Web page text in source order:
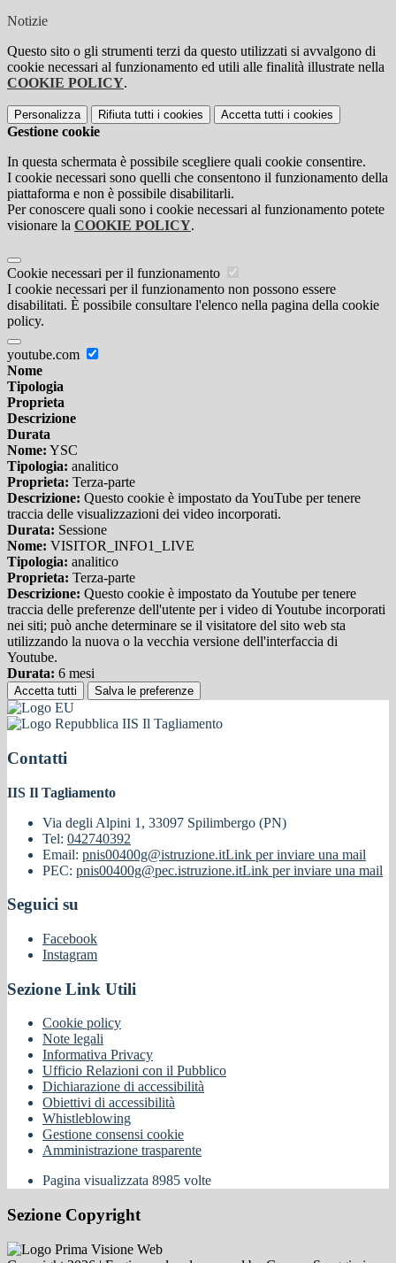
Notizie
Questo sito o gli strumenti terzi da questo utilizzati si avvalgono di
cookie necessari al funzionamento ed utili alle finalità illustrate nella
COOKIE POLICY.
Personalizza Rifiuta tutti i cookies Accetta tutti i cookies
Gestione cookie
In questa schermata è possibile scegliere quali cookie consentire.
I cookie necessari sono quelli che consentono il funzionamento della
piattaforma e non è possibile disabilitarli.
Per conoscere quali sono i cookie necessari al funzionamento potete
visionare la COOKIE POLICY.
Cookie necessari per il funzionamento
I cookie necessari per il funzionamento non possono essere
disabilitati. È possibile consultare l'elenco nella pagina della cookie
policy.
youtube.com
Nome
Tipologia
Proprieta
Descrizione
Durata
Nome: YSC
Tipologia: analitico
Proprieta: Terza-parte
Descrizione: Questo cookie è impostato da YouTube per tenere
traccia delle visualizzazioni dei video incorporati.
Durata: Sessione
Nome: VISITOR_INFO1_LIVE
Tipologia: analitico
Proprieta: Terza-parte
Descrizione: Questo cookie è impostato da Youtube per tenere
traccia delle preferenze dell'utente per i video di Youtube incorporati
nei siti; può anche determinare se il visitatore del sito web sta
utilizzando la nuova o la vecchia versione dell'interfaccia di
Youtube.
Durata: 6 mesi
Accetta tutti Salva le preferenze
IIS Il Tagliamento
Contatti
IIS Il Tagliamento
Via degli Alpini 1, 33097 Spilimbergo (PN)
Tel: 042740392
Email: pnis00400g@istruzione.itLink per inviare una mail
PEC: pnis00400g@pec.istruzione.itLink per inviare una mail
Seguici su
Facebook
Instagram
Sezione Link Utili
Cookie policy
Note legali
Informativa Privacy
Ufficio Relazioni con il Pubblico
Dichiarazione di accessibilità
Obiettivi di accessibilità
Whistleblowing
Gestione consensi cookie
Amministrazione trasparente
Pagina visualizzata 8985 volte
Sezione Copyright